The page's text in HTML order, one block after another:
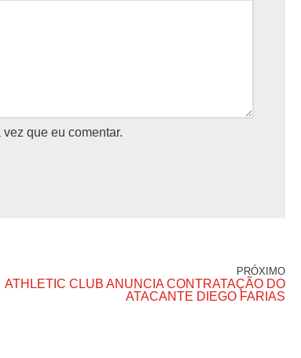
que eu comentar.
PRÓXIMO
ATHLETIC CLUB ANUNCIA CONTRATAÇÃO DO
ATACANTE DIEGO FARIAS